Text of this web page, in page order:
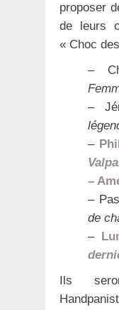
proposer
de leurs
« Choc
–
–
–
–
–
de
–
Ils